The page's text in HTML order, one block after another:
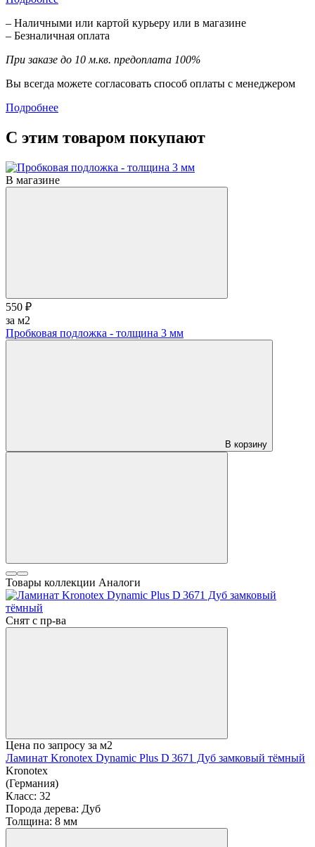
– Наличными или картой курьеру или в магазине
– Безналичная оплата
При заказе до 10 м.кв. предоплата 100%
Вы всегда можете согласовать способ оплаты с менеджером
Подробнее
С этим товаром покупают
В магазине
550 ₽
за м2
Пробковая подложка - толщина 3 мм
В корзину
Товары коллекции Аналоги
Снят с пр-ва
Цена по запросу за м2
Ламинат Kronotex Dynamic Plus D 3671 Дуб замковый тёмный
Kronotex
(Германия)
Класс: 32
Порода дерева: Дуб
Толщина: 8 мм